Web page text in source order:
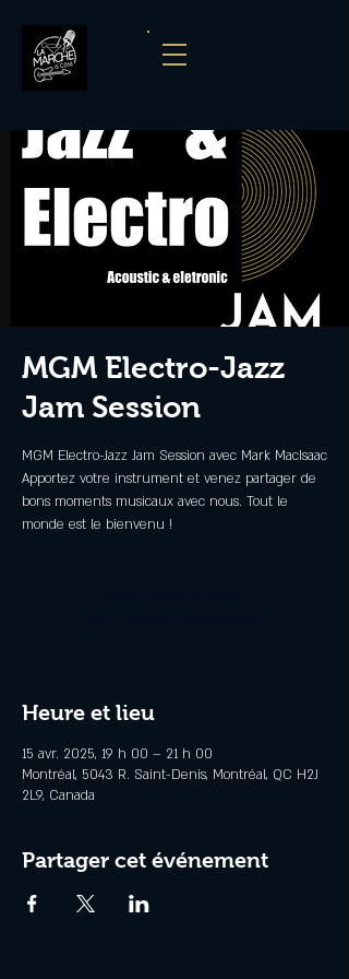
MGM Electro-Jazz
Jam Session
MGM Electro-Jazz Jam Session avec Mark MacIsaac
Apportez votre instrument et venez partager de
bons moments musicaux avec nous. Tout le
monde est le bienvenu !
Heure et lieu
15 avr. 2025, 19 h 00 – 21 h 00
Montréal, 5043 R. Saint-Denis, Montréal, QC H2J
2L9, Canada
Partager cet événement